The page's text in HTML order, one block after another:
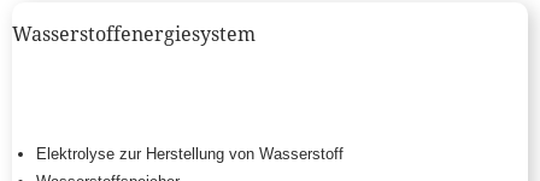
Wasserstoffenergiesystem
Elektrolyse zur Herstellung von Wasserstoff